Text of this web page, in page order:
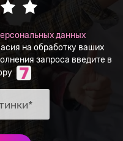
данных
на обработку ваших
запроса введите в